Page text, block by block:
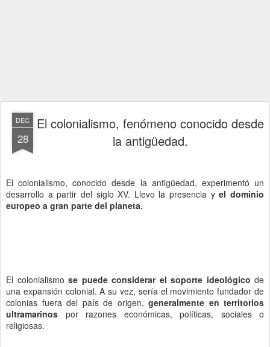
DEC
28
El colonialismo, fenómeno conocido desde
la antigüedad.
El colonialismo, conocido desde la antigüedad, experimentó un
desarrollo a partir del siglo XV. Llevo la presencia yel dominio
europeo a gran parte del planeta.
El colonialismo se puede considerar el soporte ideológico de
una expansión colonial. A su vez, sería el movimiento fundador de
colonias fuera del país de origen, generalmente en territorios
ultramarinos por razones económicas, políticas, sociales o
religiosas.